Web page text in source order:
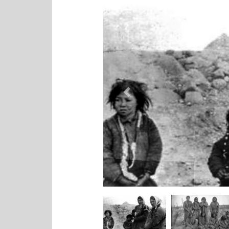
Previous